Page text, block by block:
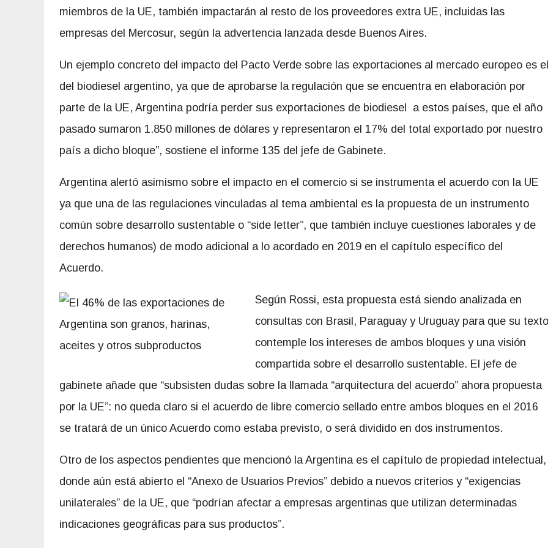
miembros de la UE, también impactarán al resto de los proveedores extra UE, incluidas las
empresas del Mercosur, según la advertencia lanzada desde Buenos Aires.
Un ejemplo concreto del impacto del Pacto Verde sobre las exportaciones al mercado europeo es el
del biodiesel argentino, ya que de aprobarse la regulación que se encuentra en elaboración por
parte de la UE, Argentina podría perder sus exportaciones de biodiesel a estos países, que el año
pasado sumaron 1.850 millones de dólares y representaron el 17% del total exportado por nuestro
país a dicho bloque”, sostiene el informe 135 del jefe de Gabinete.
Argentina alertó asimismo sobre el impacto en el comercio si se instrumenta el acuerdo con la UE
ya que una de las regulaciones vinculadas al tema ambiental es la propuesta de un instrumento
común sobre desarrollo sustentable o “side letter”, que también incluye cuestiones laborales y de
derechos humanos) de modo adicional a lo acordado en 2019 en el capítulo específico del
Acuerdo.
Según Rossi, esta propuesta está siendo analizada en
consultas con Brasil, Paraguay y Uruguay para que su texto
contemple los intereses de ambos bloques y una visión
compartida sobre el desarrollo sustentable. El jefe de
gabinete añade que “subsisten dudas sobre la llamada “arquitectura del acuerdo” ahora propuesta
por la UE”: no queda claro si el acuerdo de libre comercio sellado entre ambos bloques en el 2016
se tratará de un único Acuerdo como estaba previsto, o será dividido en dos instrumentos.
Otro de los aspectos pendientes que mencionó la Argentina es el capítulo de propiedad intelectual,
donde aún está abierto el “Anexo de Usuarios Previos” debido a nuevos criterios y “exigencias
unilaterales” de la UE, que “podrían afectar a empresas argentinas que utilizan determinadas
indicaciones geográficas para sus productos”.